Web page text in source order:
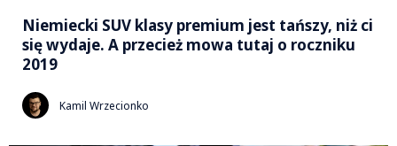
Niemiecki SUV klasy premium jest tańszy, niż ci
się wydaje. A przecież mowa tutaj o roczniku
2019
Kamil Wrzecionko